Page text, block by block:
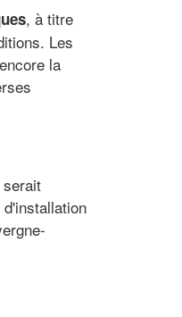
, à titre
Les
la